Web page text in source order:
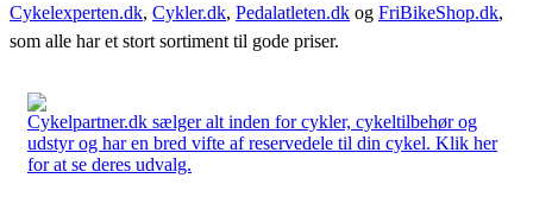
Cykelexperten.dk, Cykler.dk, Pedalatleten.dk og FriBikeShop.dk,
som alle har et stort sortiment til gode priser.
Cykelpartner.dk sælger alt inden for cykler, cykeltilbehør og
udstyr og har en bred vifte af reservedele til din cykel. Klik her
for at se deres udvalg.